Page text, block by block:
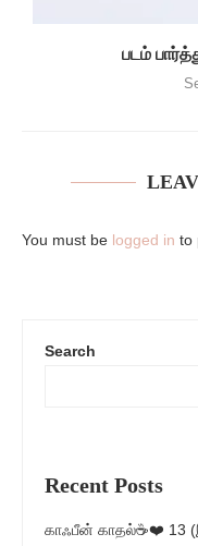
படம்
You must be logged in to
Search
Recent Posts
காஃபீன் காதல்☕❤️ 13